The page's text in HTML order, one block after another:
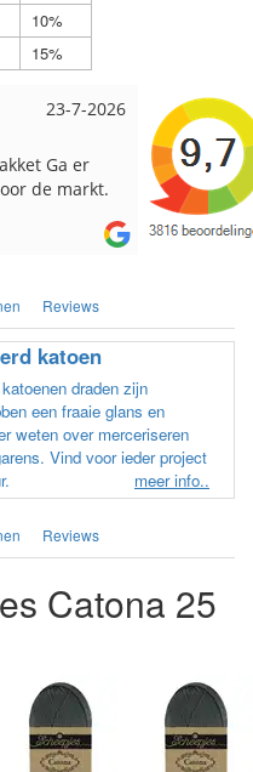
10%
15%
17-7-2026
en
over
Loes uit
Snelle
Reviews
katoen
draden zijn
een fraaie glans en
weten over merceriseren
Vind voor ieder project
meer info..
Reviews
Catona 25